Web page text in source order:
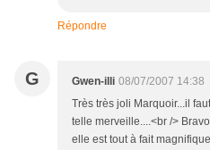
Répondre
G Gwen-illi 08/07/2007 14:38
Très très joli Marquoir...il
telle merveille....<br />
elle est tout à fait